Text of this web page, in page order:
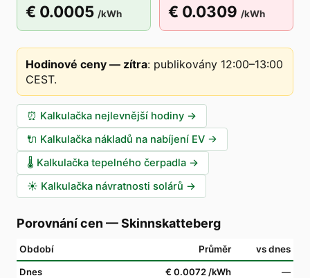
€ 0.0005 /kWh € 0.0309 /kWh
Hodinové ceny — zítra: publikovány 12:00–13:00
CEST.
⏰ Kalkulačka nejlevnější hodiny →
🔌 Kalkulačka nákladů na nabíjení EV →
🌡️ Kalkulačka tepelného čerpadla →
☀️ Kalkulačka návratnosti solárů →
Porovnání cen —Skinnskatteberg
Období Průměr vs dnes
Dnes € 0.0072 /kWh
—